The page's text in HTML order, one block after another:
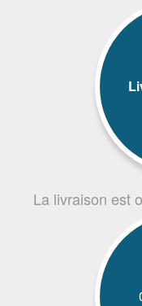
La livraison est